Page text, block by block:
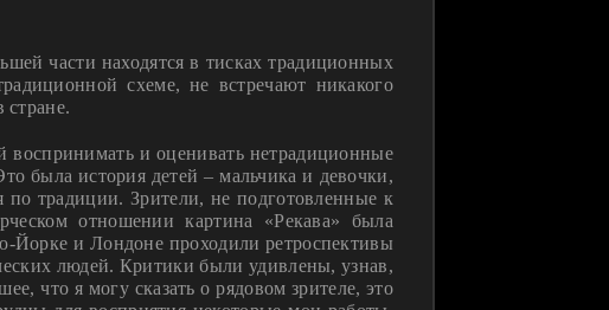
части находятся в тисках традиционных
схеме, не встречают никакого
и оценивать нетрадиционные
была история детей – мальчика и девочки,
по традиции. Зрители, не подготовленные к
отношении картина «Рекава» была
Йорке и Лондоне проходили ретроспективы
людей. Критики были удивлены, узнав,
что я могу сказать о рядовом зрителе, это